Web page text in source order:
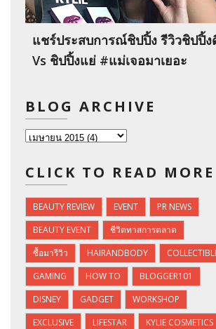
แชร์ประสบการณ์ชิปปิ้ง รีวิวชิปปิ้ง
Vs ชิปปิ้งแย่ #แม่เจอมาเยอะ
BLOG ARCHIVE
CLICK TO READ MORE
BEAUTY REVIEW EVENT
PR NEWS
BEAUTY EVENT
ชีวิตทาสการตลาด
ซื้อมารีวิว
HAIRANDBODY
GAMING
HOW TO
BLOGGER101
DISNEY
GADGET
WORKSHOP
EXCLUSIVE
LIFESTAR
KYLIE COSMETICS